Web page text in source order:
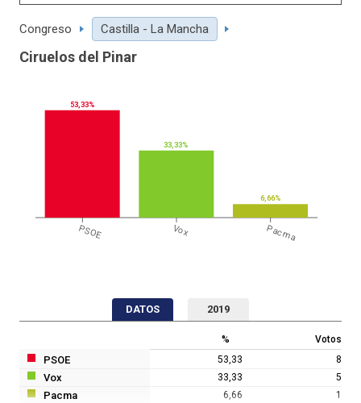
Congreso Castilla - La Mancha
Ciruelos del Pinar
PSOE Vox Pacma
53,33%
33,33%
6,66%
DATOS 2019
% Votos
PSOE 53,33 8
Vox 33,33 5
Pacma 6,66 1